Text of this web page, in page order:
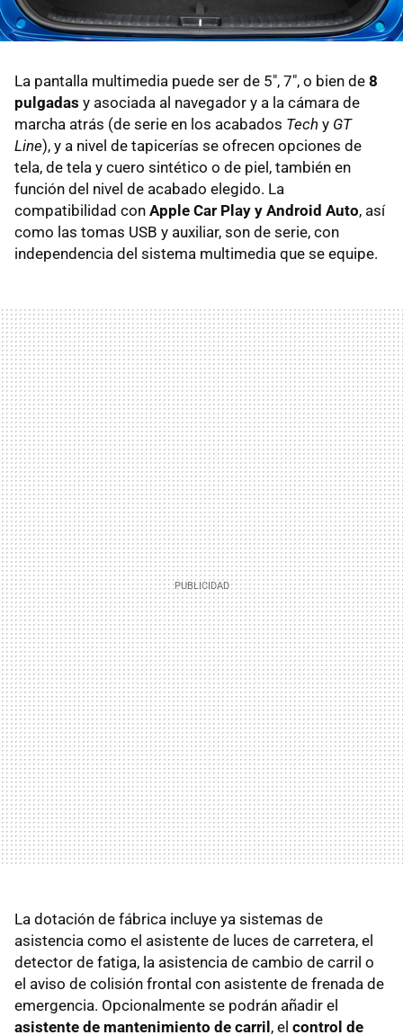
La pantalla multimedia puede ser de 5", 7", o bien de 8
pulgadas y asociada al navegador y a la cámara de
marcha atrás (de serie en los acabados Tech y GT
Line), y a nivel de tapicerías se ofrecen opciones de
tela, de tela y cuero sintético o de piel, también en
función del nivel de acabado elegido. La
compatibilidad con Apple Car Play y Android Auto, así
como las tomas USB y auxiliar, son de serie, con
independencia del sistema multimedia que se equipe.
La dotación de fábrica incluye ya sistemas de
asistencia como el asistente de luces de carretera, el
detector de fatiga, la asistencia de cambio de carril o
el aviso de colisión frontal con asistente de frenada de
emergencia. Opcionalmente se podrán añadir el
asistente de mantenimiento de carril , el control de